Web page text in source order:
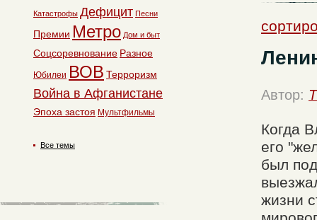
Автор:
Когда
его
был
жизни
Катастрофы Дефицит Песни
Премии Метро Дом и быт
Соцсоревнование Разное
Юбилеи ВОВ Терроризм
Война в Афганистане
Эпоха застоя Мультфильмы
Все темы